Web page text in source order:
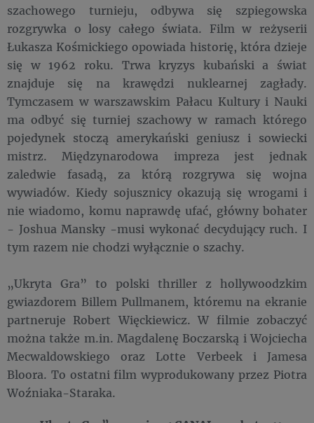
szachowego turnieju, odbywa się szpiegowska
rozgrywka o losy całego świata. Film w reżyserii
Łukasza Kośmickiego opowiada historię, która dzieje
się w 1962 roku. Trwa kryzys kubański a świat
znajduje się na krawędzi nuklearnej zagłady.
Tymczasem w warszawskim Pałacu Kultury i Nauki
ma odbyć się turniej szachowy w ramach którego
pojedynek stoczą amerykański geniusz i sowiecki
mistrz. Międzynarodowa impreza jest jednak
zaledwie fasadą, za którą rozgrywa się wojna
wywiadów. Kiedy sojusznicy okazują się wrogami i
nie wiadomo, komu naprawdę ufać, główny bohater
- Joshua Mansky -musi wykonać decydujący ruch. I
tym razem nie chodzi wyłącznie o szachy.
„Ukryta Gra” to polski thriller z hollywoodzkim
gwiazdorem Billem Pullmanem, któremu na ekranie
partneruje Robert Więckiewicz. W filmie zobaczyć
można także m.in. Magdalenę Boczarską i Wojciecha
Mecwaldowskiego oraz Lotte Verbeek i Jamesa
Bloora. To ostatni film wyprodukowany przez Piotra
Woźniaka-Staraka.